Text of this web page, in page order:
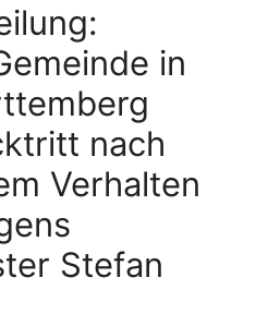
in
nach
Verhalten
Stefan